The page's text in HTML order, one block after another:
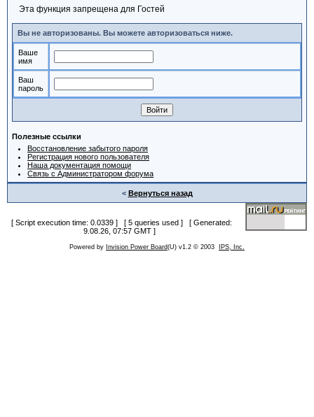
Эта функция запрещена для Гостей
Вы не авторизованы. Вы можете авторизоваться ниже.
Ваше
имя
Ваш
пароль
Полезные ссылки
Восстановление забытого пароля
Регистрация нового пользователя
Наша документация помощи
Связь с Администратором форума
< Вернуться назад
[ Script execution time: 0.0339 ] [ 5 queries used ] [ Generated:
9.08.26, 07:57 GMT ]
Powered by Invision Power Board(U) v1.2 © 2003 IPS, Inc.